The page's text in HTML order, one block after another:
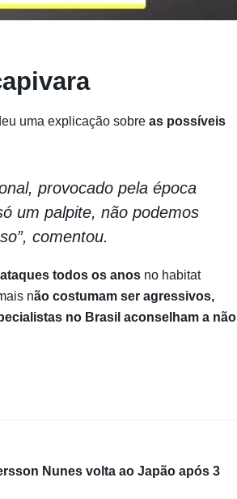
uma explicação sobre as possíveis
provocado pela época
um palpite, não podemos
comentou.
todos os anos no habitat
não costumam ser agressivos,
no Brasil aconselham a não
Nunes volta ao Japão após 3